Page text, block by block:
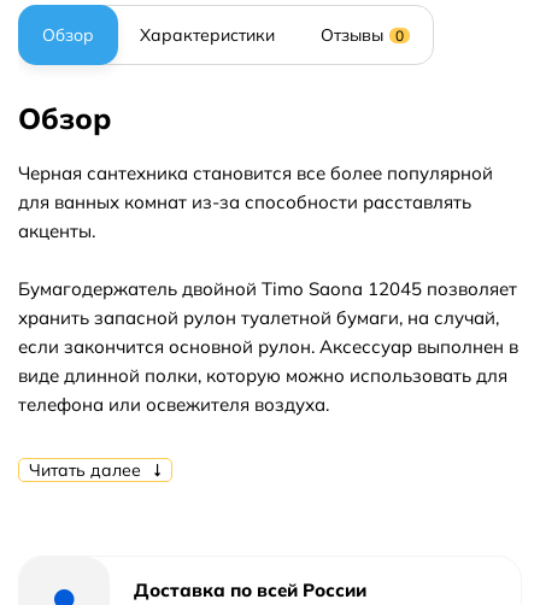
Обзор Характеристики Отзывы 0
Обзор
Черная сантехника становится все более популярной
для ванных комнат из-за способности расставлять
акценты.
Бумагодержатель двойной Timo Saona 12045 позволяет
хранить запасной рулон туалетной бумаги, на случай,
если закончится основной рулон. Аксессуар выполнен в
виде длинной полки, которую можно использовать для
телефона или освежителя воздуха.
Аксессуары для ванной комнаты и туалета - важные
Читать далее
Доставка по всей России